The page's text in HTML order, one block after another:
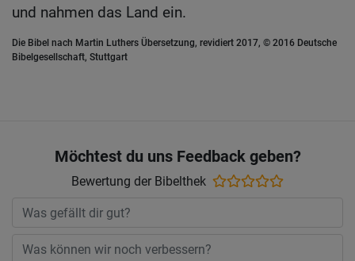
und nahmen das Land ein.
Die Bibel nach Martin Luthers Übersetzung, revidiert 2017, © 2016 Deutsche
Bibelgesellschaft, Stuttgart
Möchtest du uns Feedback geben?
Bewertung der Bibelthek